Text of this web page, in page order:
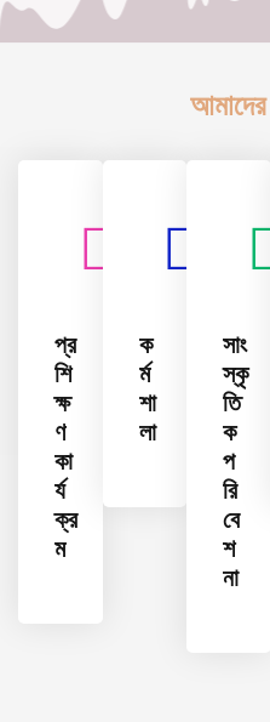
আমাদের
প্র
শি
ক্ষ
ণ
কা
র্য
ক্র
ম
ক
র্ম
শা
লা
সাং
স্কৃ
তি
ক
প
রি
বে
শ
না